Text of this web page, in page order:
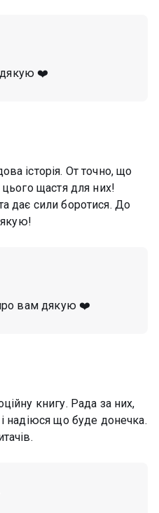
❤️
історія. От точно, що
щастя для них!
дає сили боротися. До
вам дякую ❤️
книгу. Рада за них,
надіюся що буде донечка.